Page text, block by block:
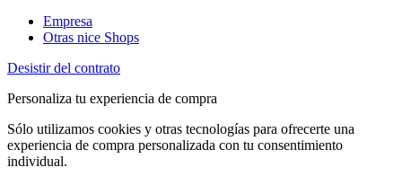
Empresa
Otras nice Shops
Desistir del contrato
Personaliza tu experiencia de compra
Sólo utilizamos cookies y otras tecnologías para ofrecerte una
experiencia de compra personalizada con tu consentimiento
individual.